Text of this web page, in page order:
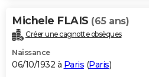
Michele FLAIS (65 ans)
Créer une cagnotte obsèques
Naissance
06/10/1932 à Paris (Paris)